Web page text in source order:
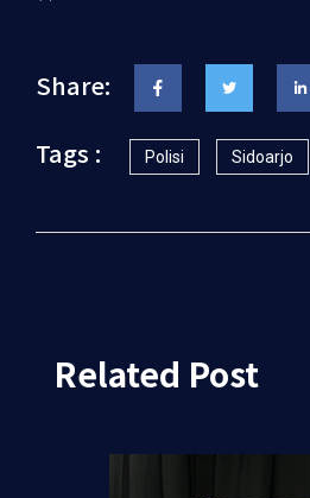
Share:
Tags :
Polisi Sidoarjo
Related Post